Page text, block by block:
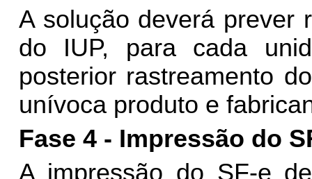
A solução deverá prever
do IUP, para cada
posterior rastreamento
unívoca produto e
Fase 4 - Impressão do
A impressão do SF-e